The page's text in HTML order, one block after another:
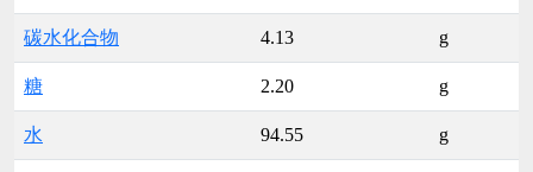
碳水化合物 4.13 g
糖 2.20 g
水 94.55 g